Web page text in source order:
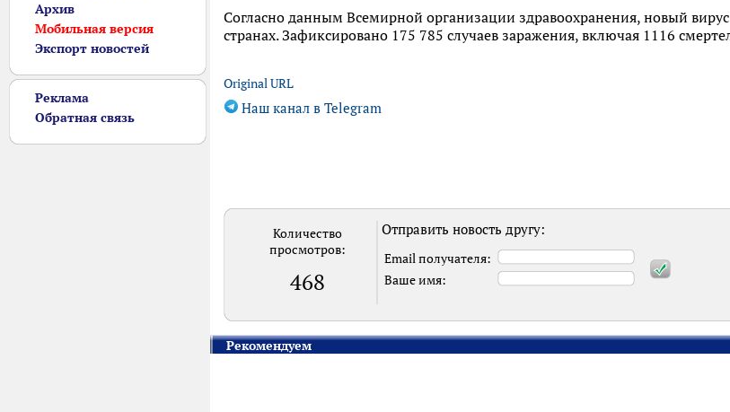
Архив
Мобильная версия
Экспорт новостей
Реклама
Обратная связь
Согласно данным Всемирной организации здравоохранения, новый
странах. Зафиксировано 175 785 случаев заражения, включая 1116
Original URL
Наш канал в Telegram
Количество
просмотров:
468
Отправить новость другу:
Email получателя:
Ваше имя:
Рекомендуем